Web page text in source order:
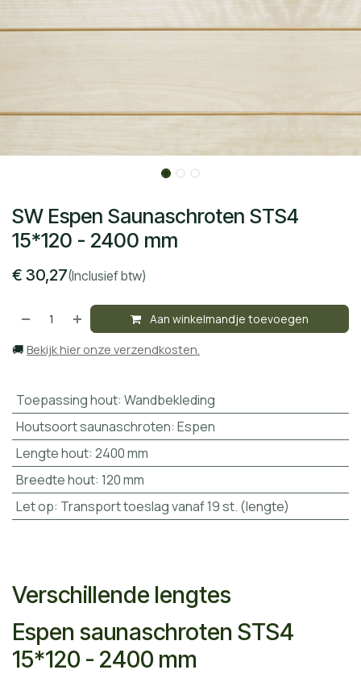
SW Espen Saunaschroten STS4
15*120 - 2400 mm
€ 30,27(Inclusief btw)
Aan winkelmandje toevoegen
🚚 Bekijk hier onze verzendkosten.
Toepassing hout: Wandbekleding
Houtsoort saunaschroten: Espen
Lengte hout: 2400 mm
Breedte hout: 120 mm
Let op: Transport toeslag vanaf 19 st. (lengte)
Verschillende lengtes
Espen saunaschroten STS4
15*120 - 2400 mm